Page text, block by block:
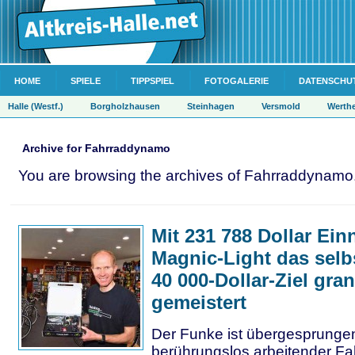
HOME SPIELE TIPPSPIEL FOTOGALERIE
Halle (Westf.) Borgholzhausen Steinhagen Versmold
Archive for Fahrraddynamo
You are browsing the archives of
Mit 231 788 Dollar
Magnic-Light das
40 000-Dollar-Ziel
gemeistert
Der Funke ist
berührungslos arbeitender